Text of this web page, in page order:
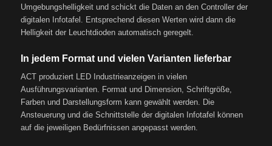
Umgebungshelligkeit und schickt die Daten an den Controller der
digitalen Infotafel. Entsprechend diesen Werten wird dann die
Helligkeit der Leuchtdioden automatisch geregelt.
In jedem Format und vielen Varianten lieferbar
ACT produziert LED Industrieanzeigen in vielen
Ausführungsvarianten. Format und Dimension, Schriftgröße,
Farben und Darstellungsform kann gewählt werden. Die
Ansteuerung und die Schnittstelle der digitalen Infotafel können
auf die jeweiligen Bedürfnissen angepasst werden.